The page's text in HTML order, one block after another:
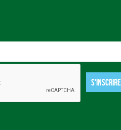
S'INSCRIRE